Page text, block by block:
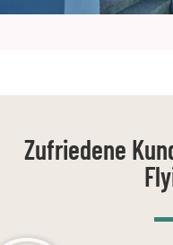
Zufriedene